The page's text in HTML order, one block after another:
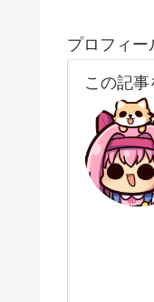
プロフィー
この記事